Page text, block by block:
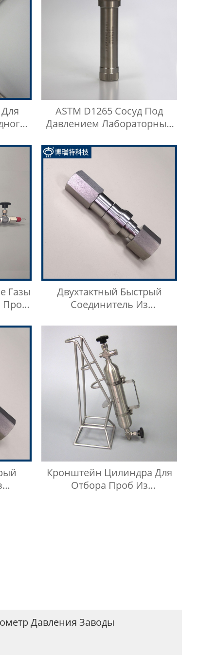
ASTM D1265 Сосуд Под
Давлением Лабораторный
Контейнер Для Проб
Газы
Проб
Двухтактный Быстрый
Соединитель Из
BKZF-S
Кронштейн Цилиндра Для
Отбора Проб Из
Давления Заводы